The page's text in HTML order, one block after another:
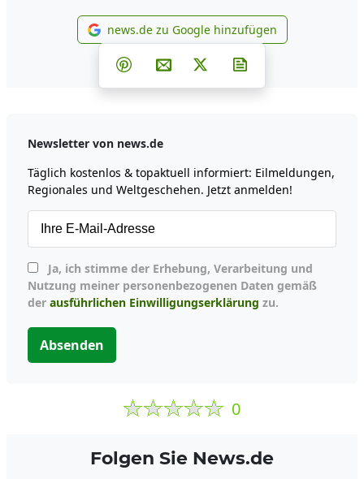
news.de zu Google
news.de zu Google hinzufügen
Teilen auf Facebook
Teilen auf Whatsapp
Teilen auf Telegram
Teilen auf Pinterest
Per E-Mail teilen
Post auf X
Newsletter von news.de
Täglich kostenlos & topaktuell informiert: Eilmeldungen,
Regionales und Weltgeschehen. Jetzt anmelden!
Nutzung meiner personenbezogenen Daten gemäß
der ausführlichen Einwilligungserklärung zu.
Absenden
0
Folgen Sie News.de